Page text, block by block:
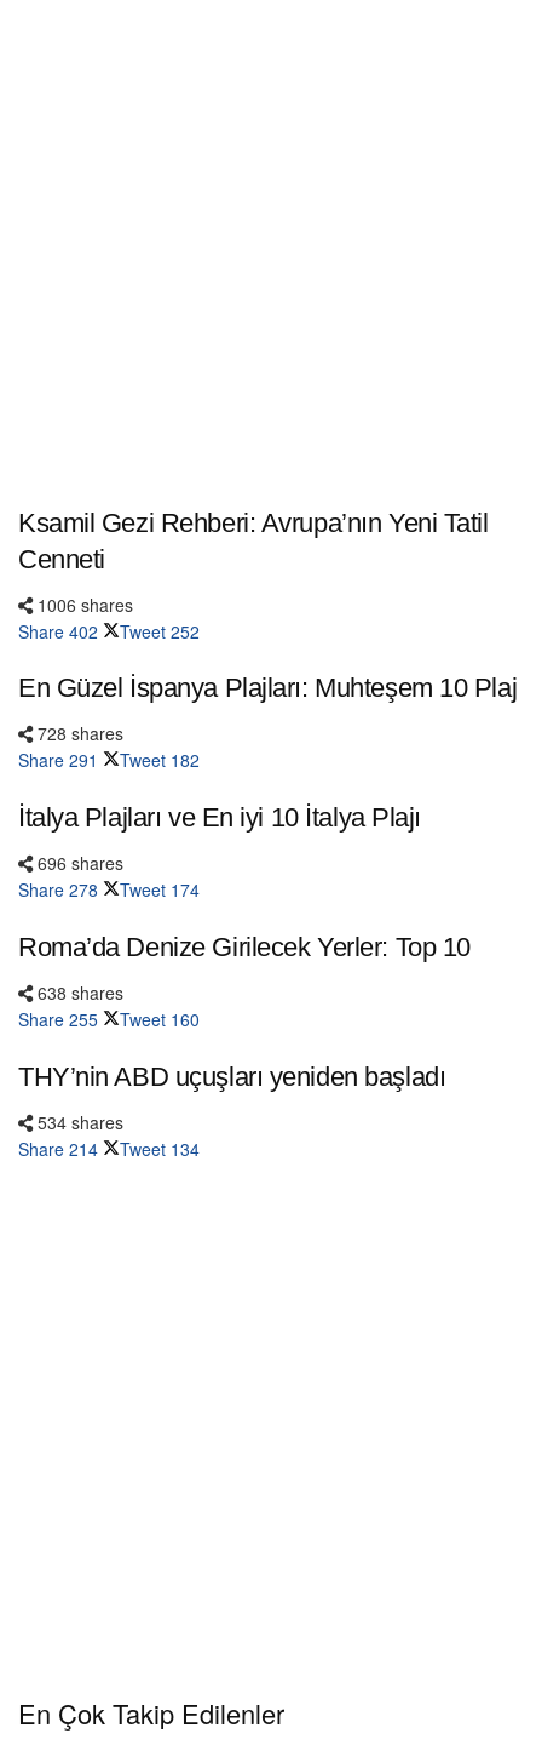
Ksamil Gezi Rehberi: Avrupa’nın Yeni Tatil
Cenneti
1006 shares
Share 402 Tweet 252
En Güzel İspanya Plajları: Muhteşem 10 Plaj
728 shares
Share 291 Tweet 182
İtalya Plajları ve En iyi 10 İtalya Plajı
696 shares
Share 278 Tweet 174
Roma’da Denize Girilecek Yerler: Top 10
638 shares
Share 255 Tweet 160
THY’nin ABD uçuşları yeniden başladı
534 shares
Share 214 Tweet 134
En Çok Takip Edilenler